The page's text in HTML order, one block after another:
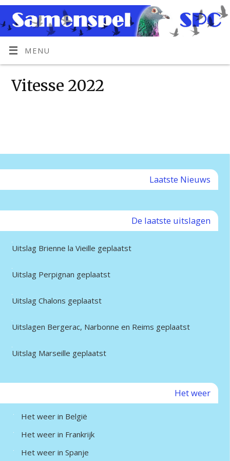
MENU
Vitesse 2022
Laatste Nieuws
De laatste uitslagen
Uitslag Brienne la Vieille geplaatst
Uitslag Perpignan geplaatst
Uitslag Chalons geplaatst
Uitslagen Bergerac, Narbonne en Reims geplaatst
Uitslag Marseille geplaatst
Het weer
Het weer in België
Het weer in Frankrijk
Het weer in Spanje